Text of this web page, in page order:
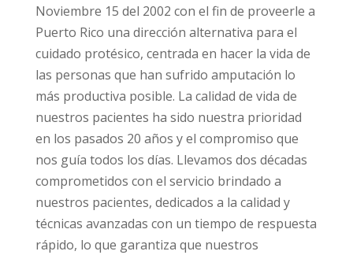
Noviembre 15 del 2002 con el fin de proveerle a
Puerto Rico una dirección alternativa para el
cuidado protésico, centrada en hacer la vida de
las personas que han sufrido amputación lo
más productiva posible. La calidad de vida de
nuestros pacientes ha sido nuestra prioridad
en los pasados 20 años y el compromiso que
nos guía todos los días. Llevamos dos décadas
comprometidos con el servicio brindado a
nuestros pacientes, dedicados a la calidad y
técnicas avanzadas con un tiempo de respuesta
rápido, lo que garantiza que nuestros